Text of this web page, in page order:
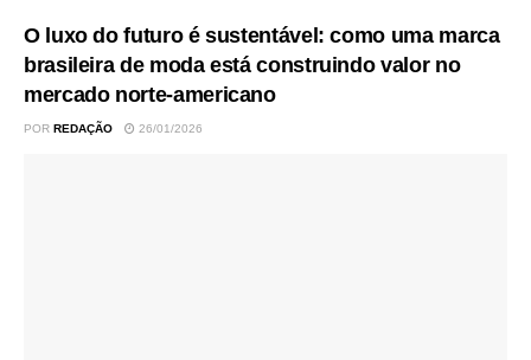
O luxo do futuro é sustentável: como uma marca
brasileira de moda está construindo valor no
mercado norte-americano
POR REDAÇÃO 26/01/2026